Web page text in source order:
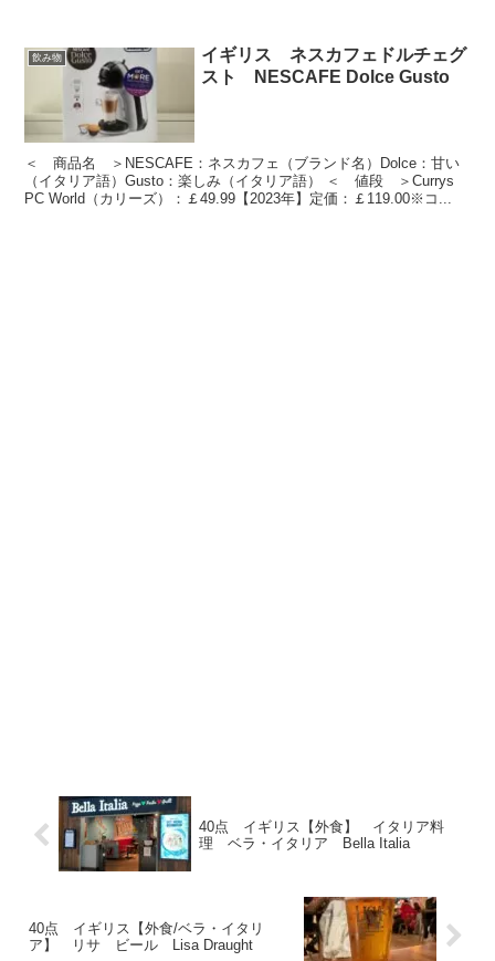
飲み物
イギリス ネスカフェドルチェグ
スト NESCAFE Dolce Gusto
＜ 商品名 ＞NESCAFE：ネスカフェ（ブランド名）Dolce：甘い
（イタリア語）Gusto：楽しみ（イタリア語） ＜ 値段 ＞Currys
PC World（カリーズ）：￡49.99【2023年】定価：￡119.00※コ...
40点 イギリス【外食】 イタリア料
理 ベラ・イタリア Bella Italia
40点 イギリス【外食/ベラ・イタリ
ア】 リサ ビール Lisa Draught